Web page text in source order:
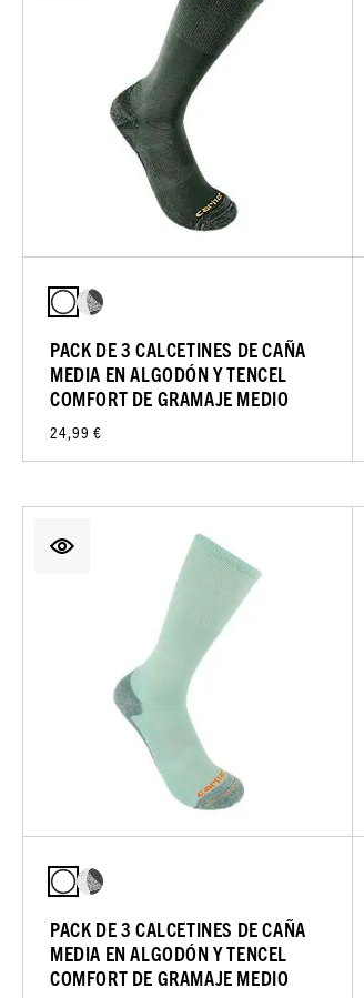
PACK DE 3 CALCETINES DE CAÑA
MEDIA EN ALGODÓN Y TENCEL
COMFORT DE GRAMAJE MEDIO
24,99 €
PACK DE 3 CALCETINES DE CAÑA
MEDIA EN ALGODÓN Y TENCEL
COMFORT DE GRAMAJE MEDIO